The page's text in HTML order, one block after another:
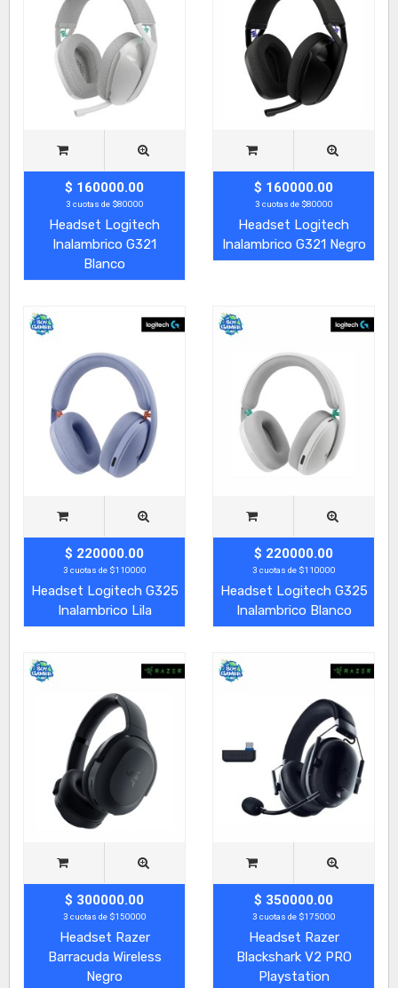
$ 160000.00
3 cuotas de $80000
Headset Logitech
Inalambrico G321
Blanco
$ 160000.00
3 cuotas de $80000
Headset Logitech
Inalambrico G321 Negro
$ 220000.00
3 cuotas de $110000
Headset Logitech G325
Inalambrico Lila
$ 220000.00
3 cuotas de $110000
Headset Logitech G325
Inalambrico Blanco
$ 300000.00
3 cuotas de $150000
Headset Razer
Barracuda Wireless
Negro
$ 350000.00
3 cuotas de $175000
Headset Razer
Blackshark V2 PRO
Playstation